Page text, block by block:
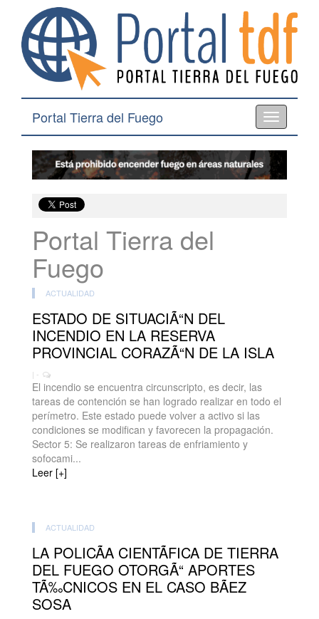
Toggle
navigation
Portal Tierra del Fuego
Portal Tierra del
Fuego
ACTUALIDAD
ESTADO DE SITUACIÃ“N DEL
INCENDIO EN LA RESERVA
PROVINCIAL CORAZÃ“N DE LA ISLA
| -
El incendio se encuentra circunscripto, es decir, las
tareas de contención se han logrado realizar en todo el
perímetro. Este estado puede volver a activo si las
condiciones se modifican y favorecen la propagación.
Sector 5: Se realizaron tareas de enfriamiento y
sofocami...
Leer [+]
ACTUALIDAD
LA POLICÃA CIENTÃFICA DE TIERRA
DEL FUEGO OTORGÃ“ APORTES
TÃ‰CNICOS EN EL CASO BÃEZ
SOSA